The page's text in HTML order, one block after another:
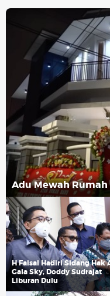
Adu Mewah
H Faisal Hadiri Sidang Hak
Gala Sky, Doddy Sudrajat
Liburan Dulu